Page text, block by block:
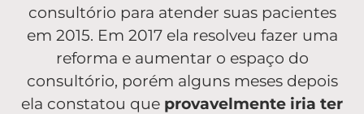
consultório para atender suas pacientes
em 2015. Em 2017 ela resolveu fazer uma
reforma e aumentar o espaço do
consultório, porém alguns meses depois
ela constatou que provavelmente iria ter